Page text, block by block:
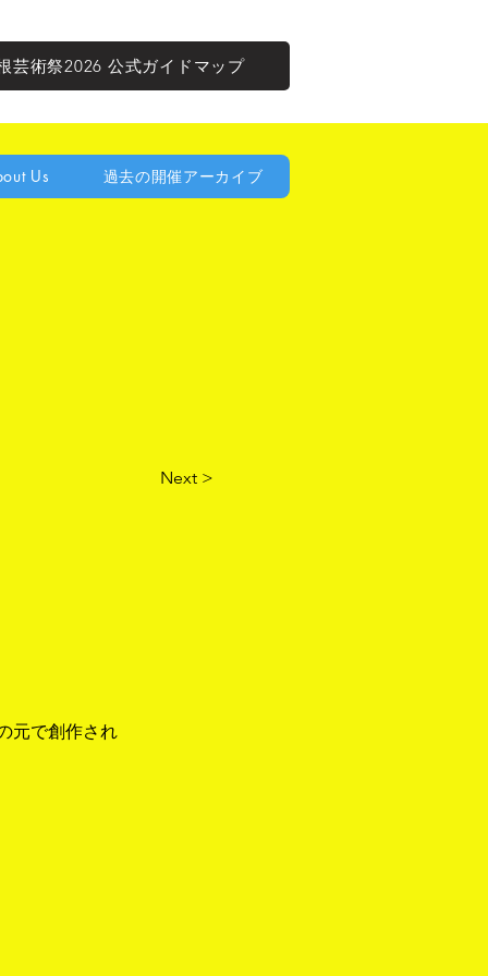
芸術祭2026 公式ガイドマップ
Us 過去の開催アーカイブ
Next >
元で創作され